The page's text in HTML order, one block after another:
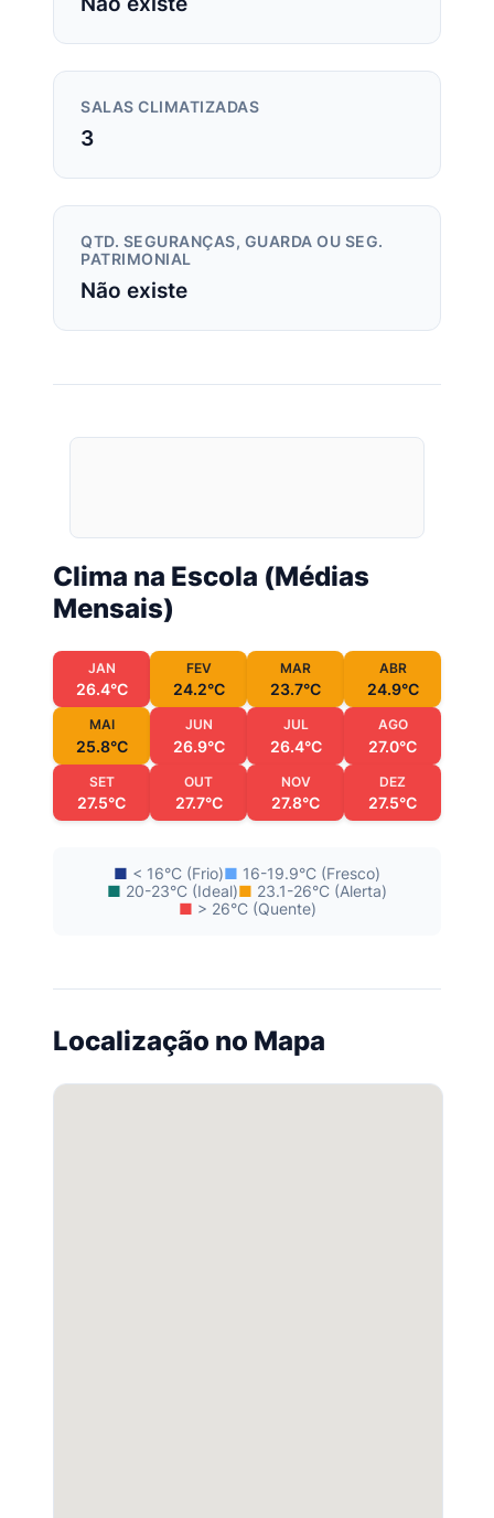
SALAS CLIMATIZADAS
3
QTD. SEGURANÇAS, GUARDA OU SEG.
PATRIMONIAL
Não existe
Clima na Escola (Médias
Mensais)
JAN
26.4°C
FEV
24.2°C
MAR
23.7°C
ABR
24.9°C
MAI
25.8°C
JUN
26.9°C
JUL
26.4°C
AGO
27.0°C
SET
27.5°C
OUT
27.7°C
NOV
27.8°C
DEZ
27.5°C
■ < 16°C (Frio)■ 16-19.9°C (Fresco)
■ 20-23°C (Ideal)■ 23.1-26°C (Alerta)
■ > 26°C (Quente)
Localização no Mapa